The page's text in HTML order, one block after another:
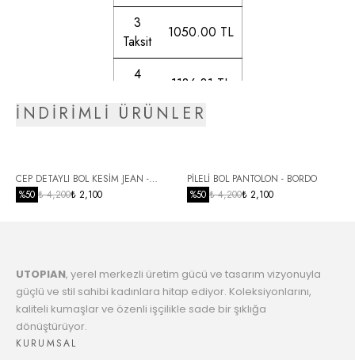
3
Taksit
1050.00 TL
4
1186.31 TL
6
1235.15 TL
8
Taksit
1296.14 TL
İNDİRİMLİ ÜRÜNLER
CEP DETAYLI BOL KESİM JEAN -
SİYAH
%50 ₺ 4,200₺ 2,100
PİLELİ BOL PANTOLON - BORDO
%50 ₺ 4,200₺ 2,100
UTOPIAN, yerel merkezli üretim gücü ve tasarım vizyonuyla
güçlü ve stil sahibi kadınlara hitap ediyor. Koleksiyonlarını,
kaliteli kumaşlar ve özenli işçilikle sade bir şıklığa
dönüştürüyor.
KURUMSAL